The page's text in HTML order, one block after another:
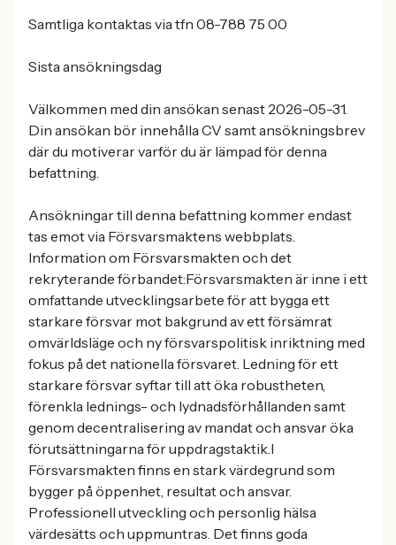
Samtliga kontaktas via tfn 08-788 75 00
Sista ansökningsdag
Välkommen med din ansökan senast 2026-05-31.
Din ansökan bör innehålla CV samt ansökningsbrev
där du motiverar varför du är lämpad för denna
befattning.
Ansökningar till denna befattning kommer endast
tas emot via Försvarsmaktens webbplats.
Information om Försvarsmakten och det
rekryterande förbandet:Försvarsmakten är inne i ett
omfattande utvecklingsarbete för att bygga ett
starkare försvar mot bakgrund av ett försämrat
omvärldsläge och ny försvarspolitisk inriktning med
fokus på det nationella försvaret. Ledning för ett
starkare försvar syftar till att öka robustheten,
förenkla lednings- och lydnadsförhållanden samt
genom decentralisering av mandat och ansvar öka
förutsättningarna för uppdragstaktik.I
Försvarsmakten finns en stark värdegrund som
bygger på öppenhet, resultat och ansvar.
Professionell utveckling och personlig hälsa
värdesätts och uppmuntras. Det finns goda